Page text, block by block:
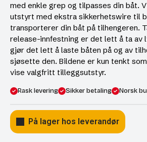
med enkle grep og tilpasses din båt.
utstyrt med ekstra sikkerhetswire til
transporterer din båt på tilhengeren.
release-innfestning er det lett å ta av
gjør det lett å laste båten på og av
sjøsette den. Bildene er kun tenkt
vise valgfritt tilleggsutstyr.
Rask levering Sikker betaling Norsk
På lager hos leverandør